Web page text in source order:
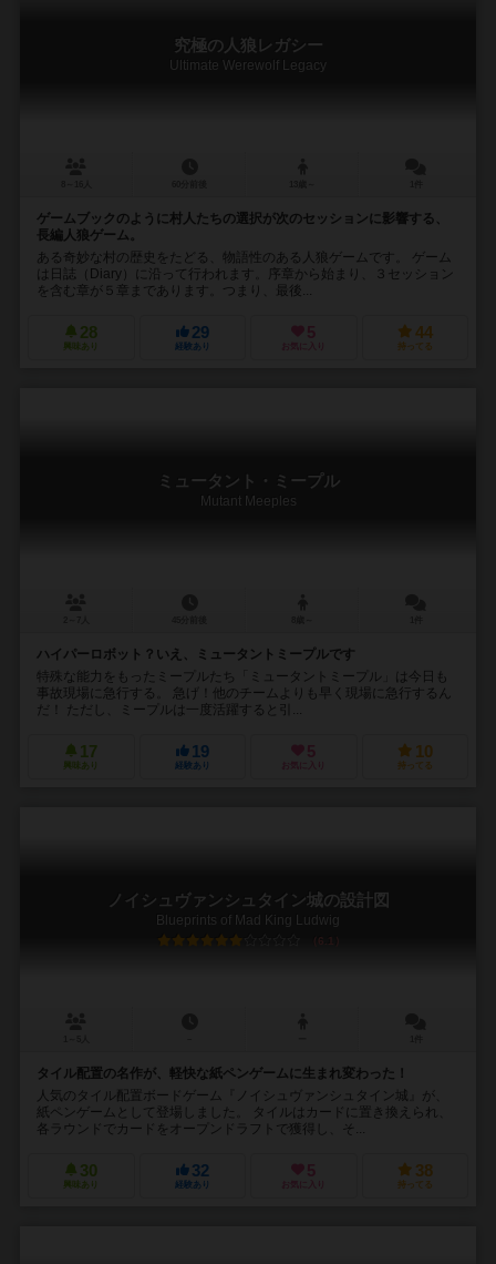
究極の人狼レガシー
Ultimate Werewolf Legacy
ゲームブックのように村人たちの選択が次のセッションに影響する、
長編人狼ゲーム。
ある奇妙な村の歴史をたどる、物語性のある人狼ゲームです。 ゲーム
は日誌（Diary）に沿って行われます。序章から始まり、３セッション
を含む章が５章まであります。つまり、最後...
28
興味あり
29
経験あり
5
お気に入り
44
持ってる
ミュータント・ミープル
Mutant Meeples
ハイパーロボット？いえ、ミュータントミープルです
特殊な能力をもったミープルたち「ミュータントミープル」は今日も
事故現場に急行する。 急げ！他のチームよりも早く現場に急行するん
だ！ ただし、ミープルは一度活躍すると引...
17
興味あり
19
経験あり
5
お気に入り
10
持ってる
ノイシュヴァンシュタイン城の設計図
Blueprints of Mad King Ludwig
6.1
タイル配置の名作が、軽快な紙ペンゲームに生まれ変わった！
人気のタイル配置ボードゲーム『ノイシュヴァンシュタイン城』が、
紙ペンゲームとして登場しました。 タイルはカードに置き換えられ、
各ラウンドでカードをオープンドラフトで獲得し、そ...
30
興味あり
32
経験あり
5
お気に入り
38
持ってる